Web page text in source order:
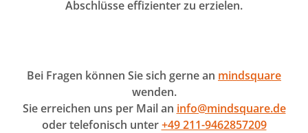
Abschlüsse effizienter zu erzielen.
Bei Fragen können Sie sich gerne an mindsquare
wenden.
Sie erreichen uns per Mail an info@mindsquare.de
oder telefonisch unter+49 211-9462857209